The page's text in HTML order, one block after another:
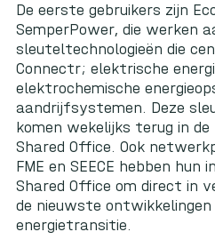
De eerste gebruikers zijn
SemperPower, die werken
sleuteltechnologieën die
Connectr; elektrische
elektrochemische
aandrijfsystemen. Deze
komen wekelijks terug in
Shared Office. Ook
FME en SEECE hebben hun
Shared Office om direct in
de nieuwste ontwikkelingen
energietransitie.